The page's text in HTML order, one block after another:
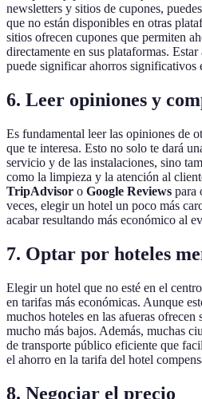
newsletters y sitios de cupones,
que no están disponibles en otras
sitios ofrecen cupones que permiten
directamente en sus plataformas.
puede significar ahorros significativos
6. Leer opiniones y
Es fundamental leer las opiniones de
que te interesa. Esto no solo te dará
servicio y de las instalaciones, sino
como la limpieza y la atención al
TripAdvisor o Google Reviews para
veces, elegir un hotel un poco más
acabar resultando más económico al
7. Optar por hoteles
Elegir un hotel que no esté en el
en tarifas más económicas. Aunque
muchos hoteles en las afueras ofrecen
mucho más bajos. Además, muchas
de transporte público eficiente que
el ahorro en la tarifa del hotel
8. Negociar el precio